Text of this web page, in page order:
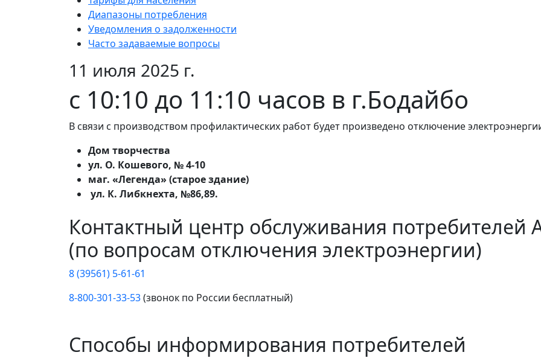
Диапазоны потребления
Уведомления о задолженности
Часто задаваемые вопросы
11 июля 2025 г.
с 10:10 до 11:10 часов в г.Бодайбо
В связи с производством профилактических работ будет произведено отключение
Дом творчества
ул. О. Кошевого, № 4-10
маг. «Легенда» (старое здание)
ул. К. Либкнехта, №86,89.
Контактный центр обслуживания потребителей
(по вопросам отключения электроэнергии)
8 (39561) 5-61-61
8-800-301-33-53(звонок по России бесплатный)
Способы информирования потребителей